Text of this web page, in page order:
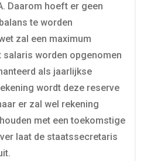
Daarom hoeft er geen
te worden
zal een maximum
salaris worden opgenomen
als jaarlijkse
wordt deze reserve
er zal wel rekening
met een toekomstige
laat de staatssecretaris